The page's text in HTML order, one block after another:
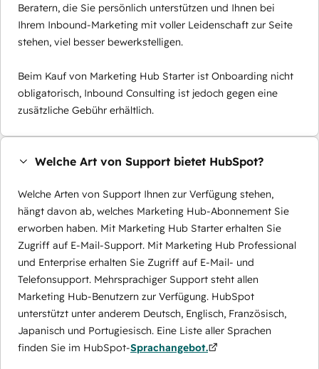
Beratern, die Sie persönlich unterstützen und Ihnen bei
Ihrem Inbound-Marketing mit voller Leidenschaft zur Seite
stehen, viel besser bewerkstelligen.
Beim Kauf von Marketing Hub Starter ist Onboarding nicht
obligatorisch, Inbound Consulting ist jedoch gegen eine
zusätzliche Gebühr erhältlich.
Welche Art von Support bietet HubSpot?
Welche Arten von Support Ihnen zur Verfügung stehen,
hängt davon ab, welches Marketing Hub-Abonnement Sie
erworben haben. Mit Marketing Hub Starter erhalten Sie
Zugriff auf E-Mail-Support. Mit Marketing Hub Professional
und Enterprise erhalten Sie Zugriff auf E-Mail- und
Telefonsupport. Mehrsprachiger Support steht allen
Marketing Hub-Benutzern zur Verfügung. HubSpot
unterstützt unter anderem Deutsch, Englisch, Französisch,
Japanisch und Portugiesisch. Eine Liste aller Sprachen
finden Sie im HubSpot-Sprachangebot.